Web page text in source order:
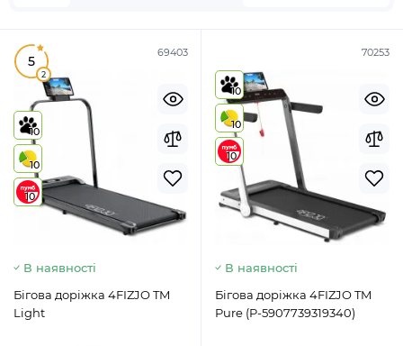
69403
5
2
10
10
10
В наявності
Бігова доріжка 4FIZJO TM
Light
70253
10
10
10
В наявності
Бігова доріжка 4FIZJO TM
Pure (P-5907739319340)